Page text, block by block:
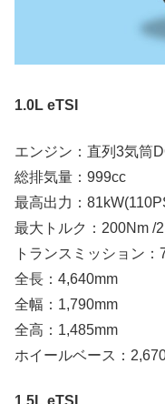
1.0L eTSI
エンジン：直列3気筒
総排気量：999cc
最高出力：
最大トルク：200Nm /
トランスミッション：
全長：4,640mm
全幅：1,790mm
全高：1,485mm
ホイールベース：
1.5L eTSI